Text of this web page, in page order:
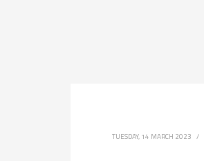
TUESDAY, 14 MARCH 2023 /